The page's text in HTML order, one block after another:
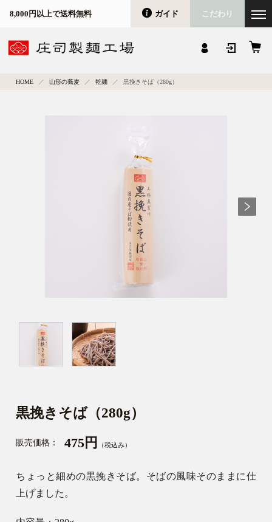
8,000円以上で送料無料 ガイド こだわり
HOME 山形の蕎麦 乾麺 黒挽きそば（280g）
黒挽きそば（280g）
販売価格： 475円 （税込み）
ちょっと細めの黒挽きそば。そばの風味そのままに仕
上げました。